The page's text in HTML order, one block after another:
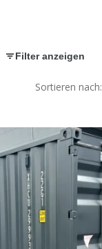
Filter anzeigen
Sortieren nach: